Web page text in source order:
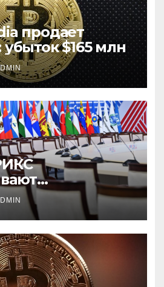
продает
$165 млн
на базе